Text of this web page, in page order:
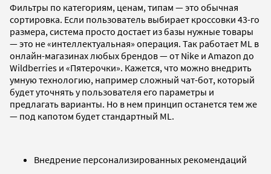
Фильтры по категориям, ценам, типам — это обычная
сортировка. Если пользователь выбирает кроссовки 43-го
размера, система просто достает из базы нужные товары
— это не «интеллектуальная» операция. Так работает ML в
онлайн-магазинах любых брендов — от Nike и Amazon до
Wildberries и «Пятерочки». Кажется, что можно внедрить
умную технологию, например сложный чат-бот, который
будет уточнять у пользователя его параметры и
предлагать варианты. Но в нем принцип останется тем же
— под капотом будет стандартный ML.
Внедрение персонализированных рекомендаций